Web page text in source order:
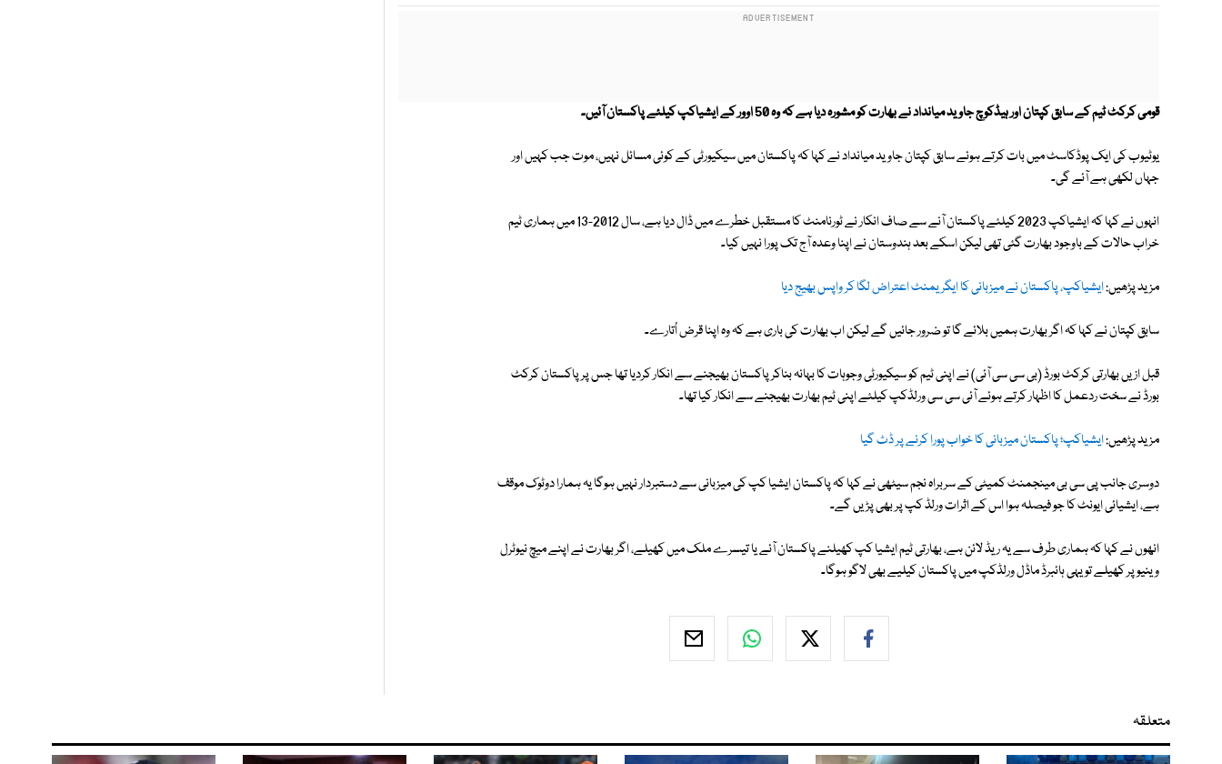
قومی کرکٹ ٹیم کے سابق کپتان اور ہیڈکوچ جاوید میانداد نے بھارت کو مشورہ دیا ہے کہ وہ 50 اوور کے ایشیاکپ کیلئے پاکستان آئیں۔
یوٹیوب کی ایک پوڈکاسٹ میں بات کرتے ہوئے سابق کپتان جاوید میانداد نے کہا کہ پاکستان میں سیکیورٹی کے کوئی مسائل نہیں، موت جب کہیں اور
جہاں لکھی ہے آئے گی۔
انہوں نے کہا کہ ایشیاکپ 2023 کیلئے پاکستان آنے سے صاف انکار نے ٹورنامنٹ کا مستقبل خطرے میں ڈال دیا ہے، سال 2012-13 میں ہماری ٹیم
خراب حالات کے باوجود بھارت گئی تھی لیکن اسکے بعد ہندوستان نے اپنا وعدہ آج تک پورا نہیں کیا۔
مزید پڑھیں:ایشیاکپ، پاکستان نے میزبانی کا ایگریمنٹ اعتراض لگا کر واپس بھیج دیا
سابق کپتان نے کہا کہ اگر بھارت ہمیں بلائے گا تو ضرور جائیں گے لیکن اب بھارت کی باری ہے کہ وہ اپنا قرض اُتارے۔
قبل ازیں بھارتی کرکٹ بورڈ (بی سی سی آئی) نے اپنی ٹیم کو سیکیورٹی وجوہات کا بہانہ بناکر پاکستان بھیجنے سے انکار کردیا تھا جس پر پاکستان کرکٹ
بورڈ نے سخت ردعمل کا اظہار کرتے ہوئے آئی سی سی ورلڈکپ کیلئے اپنی ٹیم بھارت بھیجنے سے انکار کیا تھا۔
مزید پڑھیں:ایشیاکپ؛ پاکستان میزبانی کا خواب پورا کرنے پر ڈٹ گیا
دوسری جانب پی سی بی مینجمنٹ کمیٹی کے سربراہ نجم سیٹھی نے کہا کہ پاکستان ایشیا کپ کی میزبانی سے دستبردار نہیں ہوگا یہ ہمارا دوٹوک موقف
ہے، ایشیائی ایونٹ کا جو فیصلہ ہوا اس کے اثرات ورلڈ کپ پر بھی پڑیں گے۔
انھوں نے کہا کہ ہماری طرف سے یہ ریڈ لائن ہے، بھارتی ٹیم ایشیا کپ کھیلنے پاکستان آئے یا تیسرے ملک میں کھیلے، اگر بھارت نے اپنے میچ نیوٹرل
وینیو پر کھیلے تو یہی ہائبرڈ ماڈل ورلڈکپ میں پاکستان کیلیے بھی لاگو ہوگا۔
متعلقہ